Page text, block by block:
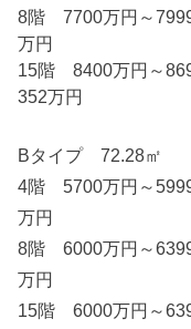
8階 7700万円～
万円
15階 8400万円～
352万円
Bタイプ 72.28㎡
4階 5700万円～
万円
8階 6000万円～
万円
15階 6000万円～